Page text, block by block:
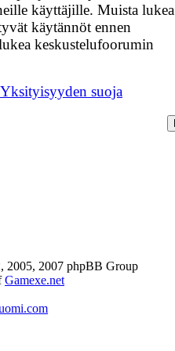
käyttäjille. Muista lukea
käytännöt ennen
keskustelufoorumin
Yksityisyyden suoja
2005, 2007 phpBB Group
Gamexe.net